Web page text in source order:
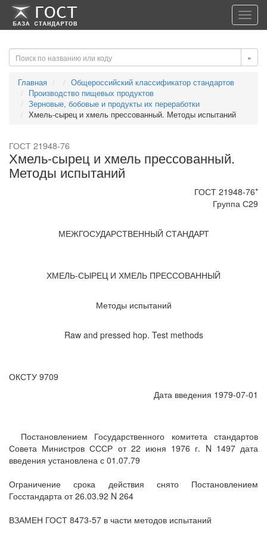
-->-->
»
Главная
Общероссийский классификатор стандартов
Производство пищевых продуктов
Зерновые, бобовые и продукты их переработки
Хмель-сырец и хмель прессованный. Методы испытаний
ГОСТ 21948-76
Хмель-сырец и хмель прессованный.
Методы испытаний
ГОСТ 21948-76*
Группа С29
МЕЖГОСУДАРСТВЕННЫЙ СТАНДАРТ
ХМЕЛЬ-СЫРЕЦ И ХМЕЛЬ ПРЕССОВАННЫЙ
Методы испытаний
Raw and pressed hop. Test methods
ОКСТУ 9709
Дата введения 1979-07-01
Постановлением Государственного комитета стандартов
Совета Министров СССР от 22 июня 1976 г. N 1497 дата
введения установлена с 01.07.79
Ограничение срока действия снято Постановлением
Госстандарта от 26.03.92 N 264
ВЗАМЕН ГОСТ 8473-57 в части методов испытаний